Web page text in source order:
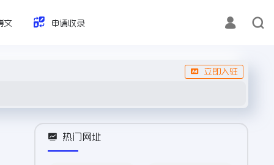
文 申请收录
立即入驻
热门网址